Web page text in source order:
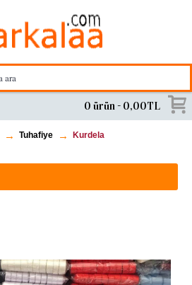
0 ürün - 0,00TL
Tuhafiye Kurdela